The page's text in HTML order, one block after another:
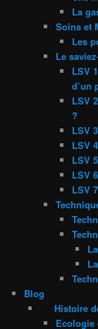
La
Soins et
Les
Le
LSV
d’un
LSV
?
LSV
LSV
LSV
LSV
LSV
Blog
Histoire
Ecologie